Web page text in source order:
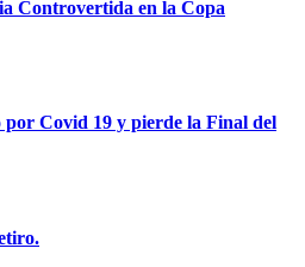
Controvertida en la Copa
Covid 19 y pierde la Final del